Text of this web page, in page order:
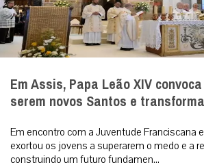
Em Assis, Papa Leão XIV
serem novos Santos e
Em encontro com a Juventude Franciscana
exortou os jovens a superarem o medo e a
construindo um futuro fundamen...